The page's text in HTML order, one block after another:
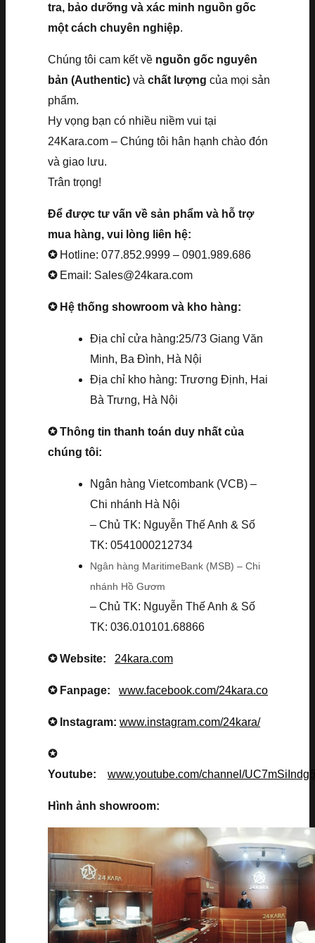
tra, bảo dưỡng và xác minh nguồn gốc
một cách chuyên nghiệp.
Chúng tôi cam kết về nguồn gốc nguyên
bản (Authentic) và chất lượng của mọi sản
phẩm.
Hy vọng bạn có nhiều niềm vui tại
24Kara.com – Chúng tôi hân hạnh chào đón
và giao lưu.
Trân trọng!
Để được tư vấn về sản phẩm và hỗ trợ
mua hàng, vui lòng liên hệ:
✪ Hotline: 077.852.9999 – 0901.989.686
✪ Email: Sales@24kara.com
✪ Hệ thống showroom và kho hàng:
Địa chỉ cửa hàng:25/73 Giang Văn
Minh, Ba Đình, Hà Nội
Địa chỉ kho hàng: Trương Định, Hai
Bà Trưng, Hà Nội
✪ Thông tin thanh toán duy nhất của
chúng tôi:
Ngân hàng Vietcombank (VCB) –
Chi nhánh Hà Nội
– Chủ TK: Nguyễn Thế Anh & Số
TK: 0541000212734
Ngân hàng MaritimeBank (MSB) – Chi
nhánh Hồ Gươm
– Chủ TK: Nguyễn Thế Anh & Số
TK: 036.010101.68866
✪ Website: 24kara.com
✪ Fanpage: www.facebook.com/24kara.co
✪ Instagram: www.instagram.com/24kara/
✪
Youtube: www.youtube.com/channel/
Hình ảnh showroom: